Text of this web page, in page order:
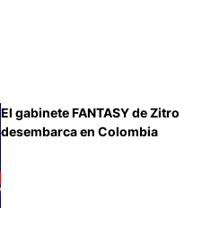
El gabinete FANTASY de Zitro
desembarca en Colombia